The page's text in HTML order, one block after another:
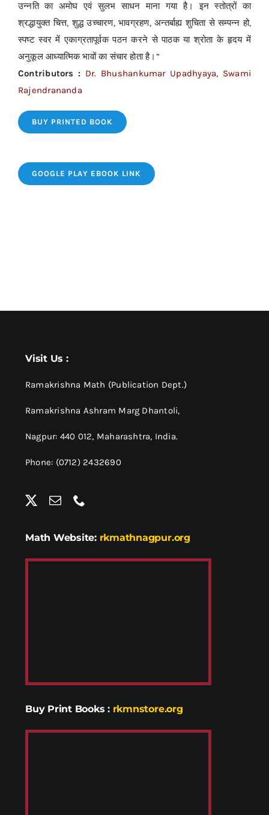
उन्नति का अमोघ एवं सुलभ साधन माना गया है। इन स्तोत्रों का
श्रद्धायुक्त चित्त, शुद्ध उच्चारण, भावग्रहण, अन्तर्बाह्य शुचिता से सम्पन्न हो,
स्पष्ट स्वर में एकाग्रतापूर्वक पठन करने से पाठक या श्रोता के हृदय में
अनुकूल आध्यात्मिक भावों का संचार होता है।”
Contributors : Dr. Bhushankumar Upadhyaya, Swami
Rajendrananda
BUY PRINTED BOOK
GOOGLE PLAY EBOOK LINK
Visit Us :
Ramakrishna Math (Publication Dept.)
Ramakrishna Ashram Marg Dhantoli,
Nagpur: 440 012, Maharashtra, India.
Phone: (0712) 2432690
Math Website: rkmathnagpur.org
Buy Print Books : rkmnstore.org